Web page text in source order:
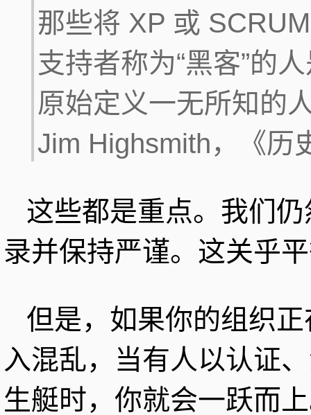
那些将 XP 或
支持者称为“黑客”的
原始定义一无所知的
Jim Highsmith，《历
这些都是重点。我们
录并保持严谨。这关乎
但是，如果你的组织
入混乱，当有人以认证
生艇时，你就会一跃而